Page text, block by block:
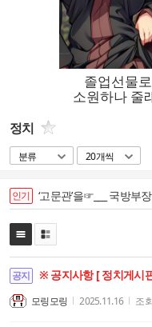
정치
분류 20개씩
인기 ‘고문관’을☞___ 국방부
공지 ※ 공지사항 [ 정치게시판에서
모링모링 2025.11.16 조회